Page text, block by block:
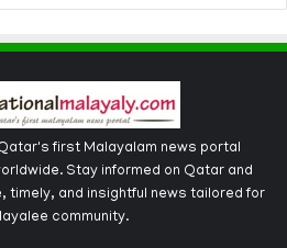
first Malayalam news portal
Stay informed on Qatar and
timely, and insightful news tailored for
community.